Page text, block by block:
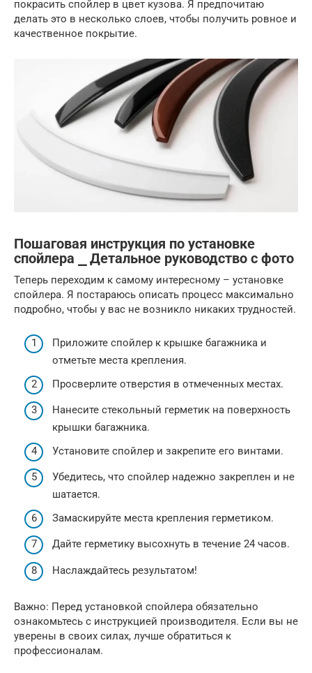
покрасить спойлер в цвет кузова. Я предпочитаю
делать это в несколько слоев, чтобы получить ровное и
качественное покрытие.
Пошаговая инструкция по установке
спойлера ⎯ Детальное руководство с фото
Теперь переходим к самому интересному – установке
спойлера. Я постараюсь описать процесс максимально
подробно, чтобы у вас не возникло никаких трудностей.
Приложите спойлер к крышке багажника и
отметьте места крепления.
Просверлите отверстия в отмеченных местах.
Нанесите стекольный герметик на поверхность
крышки багажника.
Установите спойлер и закрепите его винтами.
Убедитесь, что спойлер надежно закреплен и не
шатается.
Замаскируйте места крепления герметиком.
Дайте герметику высохнуть в течение 24 часов.
Наслаждайтесь результатом!
Важно: Перед установкой спойлера обязательно
ознакомьтесь с инструкцией производителя. Если вы не
уверены в своих силах, лучше обратиться к
профессионалам.